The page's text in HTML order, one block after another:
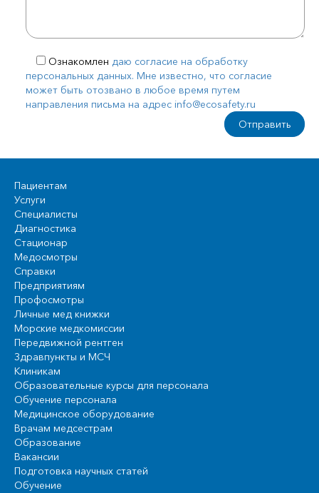
Ознакомлен даю согласие на обработку
персональных данных. Мне известно, что согласие
может быть отозвано в любое время путем
направления письма на адрес info@ecosafety.ru
Пациентам
Услуги
Специалисты
Диагностика
Стационар
Медосмотры
Справки
Предприятиям
Профосмотры
Личные мед книжки
Морские медкомиссии
Передвижной рентген
Здравпункты и МСЧ
Клиникам
Образовательные курсы для персонала
Обучение персонала
Медицинское оборудование
Врачам медсестрам
Образование
Вакансии
Подготовка научных статей
Обучение